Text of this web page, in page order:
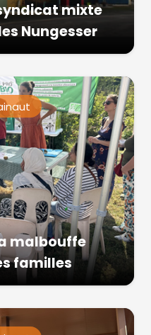
mixte
Nungesser
malbouffe
familles